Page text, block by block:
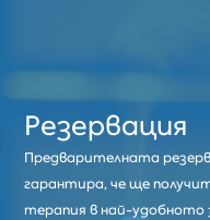
Резервация
Предварителната
гарантира, че ще
терапия в най-удобното